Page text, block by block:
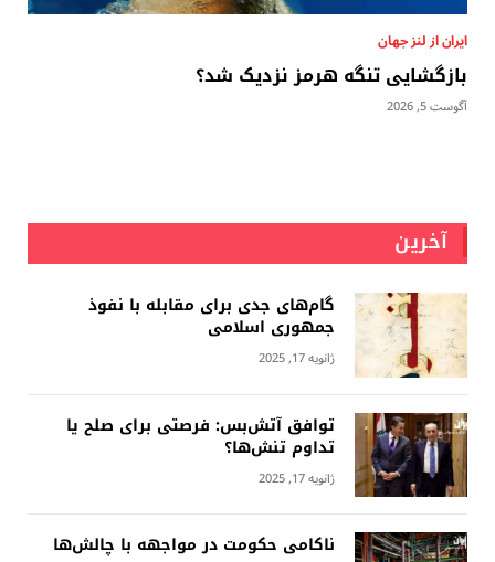
ایران از لنز جهان
بازگشایی تنگه هرمز نزدیک شد؟
آگوست 5, 2026
آخرین
گام‌های جدی برای مقابله با نفوذ
جمهوری اسلامى
ژانویه 17, 2025
توافق آتش‌بس: فرصتی برای صلح یا
تداوم تنش‌ها؟
ژانویه 17, 2025
ناکامی حکومت در مواجهه با چالش‌ها